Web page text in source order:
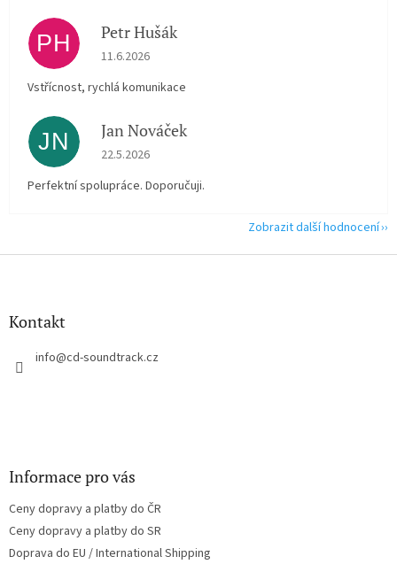
PH Petr Hušák
Hodnocení obchodu je 5 z 5 hvězdiček.
11.6.2026
Vstřícnost, rychlá komunikace
JN Jan Nováček
Hodnocení obchodu je 5 z 5 hvězdiček.
22.5.2026
Perfektní spolupráce. Doporučuji.
Zobrazit další hodnocení
Z
Kontakt
info@cd-soundtrack.cz
Informace pro vás
Ceny dopravy a platby do ČR
Ceny dopravy a platby do SR
Doprava do EU / International Shipping